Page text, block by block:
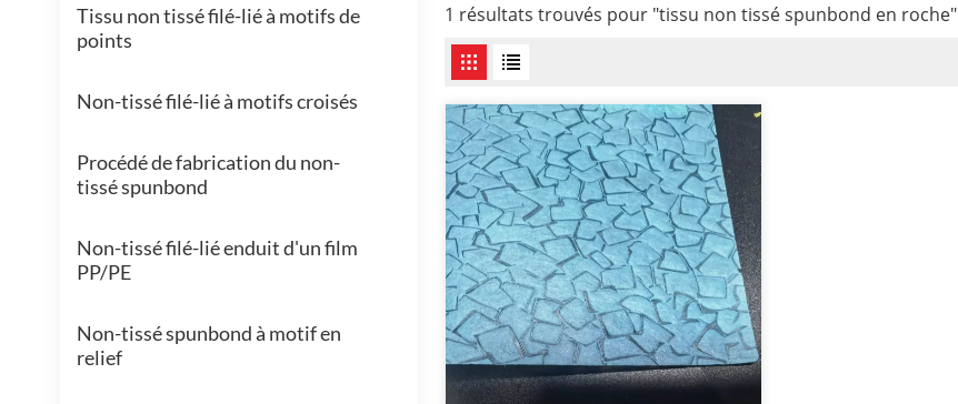
Tissu non tissé filé-lié à motifs de
points
Non-tissé filé-lié à motifs croisés
Procédé de fabrication du non-
tissé spunbond
Non-tissé filé-lié enduit d'un film
PP/PE
Non-tissé spunbond à motif en
relief
1 résultats trouvés pour "tissu non tissé spunbond en roche"